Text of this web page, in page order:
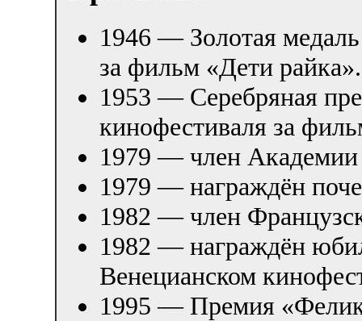
1946 — Золотая
за фильм «Дети райка».
1953 — Серебряная
кинофестиваля за
1979 — член
1979 — награждён
1982 — член
1982 — награждён
Венецианском
1995 — Премия